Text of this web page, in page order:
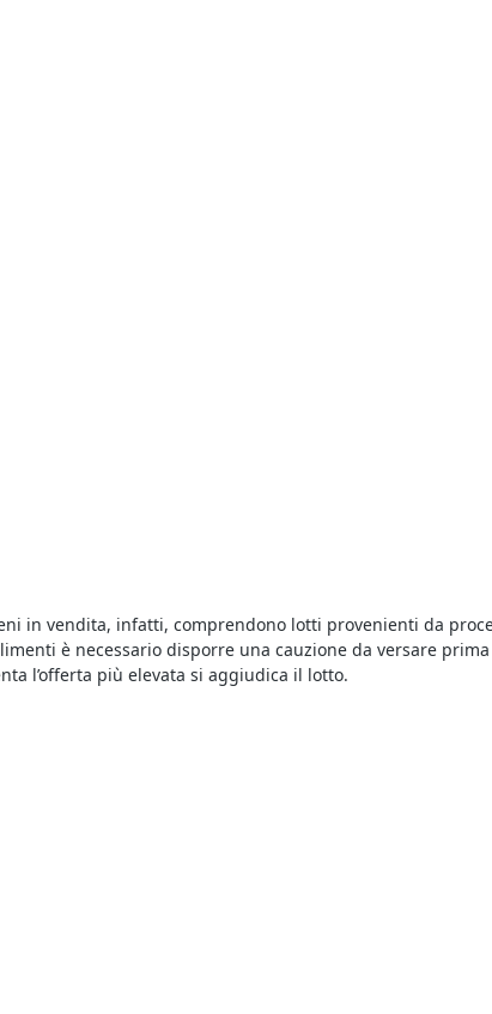
in vendita, infatti, comprendono lotti provenienti da
è necessario disporre una cauzione da versare
l’offerta più elevata si aggiudica il lotto.